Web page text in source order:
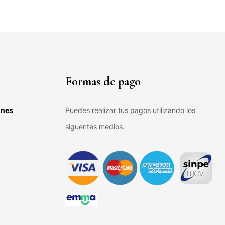
Formas de pago
Puedes realizar tus pagos utilizando los
siguentes medios.